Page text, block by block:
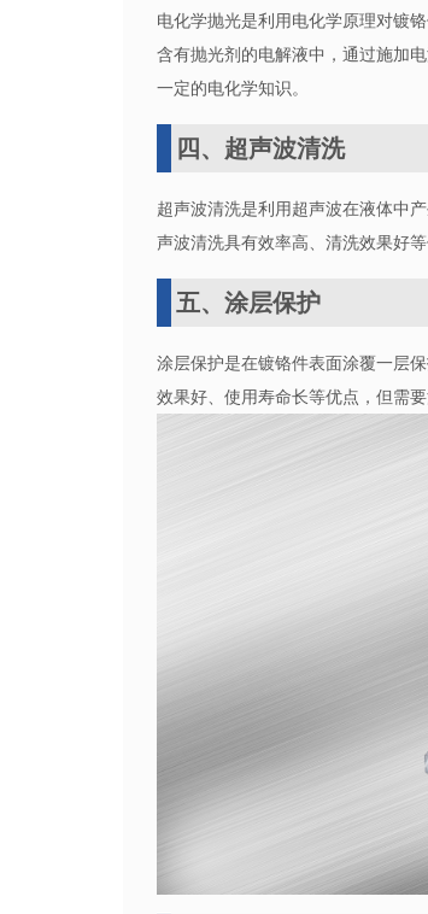
电化学抛光是利用电化学原理对镀
含有抛光剂的电解液中，通过施加
一定的电化学知识。
四、超声波清洗
超声波清洗是利用超声波在液体中
声波清洗具有效率高、清洗效果好
五、涂层保护
涂层保护是在镀铬件表面涂覆一层
效果好、使用寿命长等优点，但需